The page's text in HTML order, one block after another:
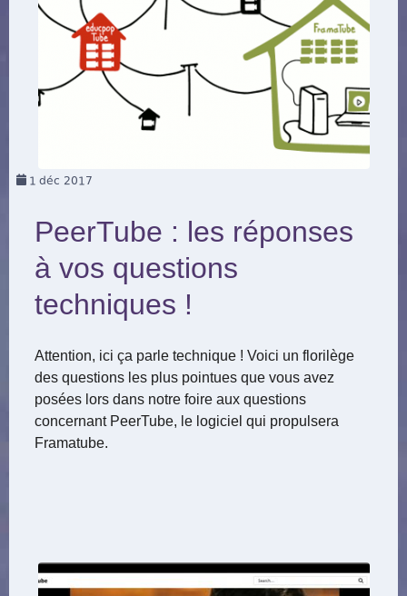
1 déc 2017
PeerTube : les réponses
à vos questions
techniques !
Attention, ici ça parle technique ! Voici un florilège
des questions les plus pointues que vous avez
posées lors dans notre foire aux questions
concernant PeerTube, le logiciel qui propulsera
Framatube.